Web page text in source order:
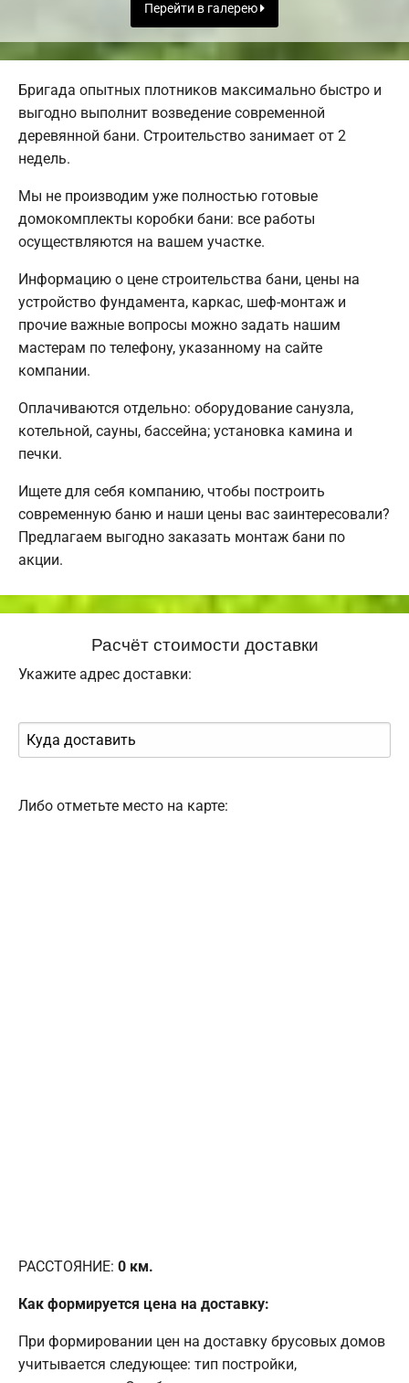
Перейти в галерею
Бригада опытных плотников максимально быстро и
выгодно выполнит возведение современной
деревянной бани. Строительство занимает от 2
недель.
Мы не производим уже полностью готовые
домокомплекты коробки бани: все работы
осуществляются на вашем участке.
Информацию о цене строительства бани, цены на
устройство фундамента, каркас, шеф-монтаж и
прочие важные вопросы можно задать нашим
мастерам по телефону, указанному на сайте
компании.
Оплачиваются отдельно: оборудование санузла,
котельной, сауны, бассейна; установка камина и
печки.
Ищете для себя компанию, чтобы построить
современную баню и наши цены вас заинтересовали?
Предлагаем выгодно заказать монтаж бани по
акции.
Расчёт стоимости доставки
Укажите адрес доставки:
Либо отметьте место на карте:
РАССТОЯНИЕ: 0 км.
Как формируется цена на доставку:
При формировании цен на доставку брусовых домов
учитывается следующее: тип постройки,